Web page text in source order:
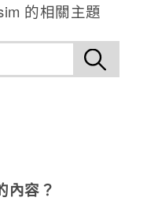
的相關主題
內容？